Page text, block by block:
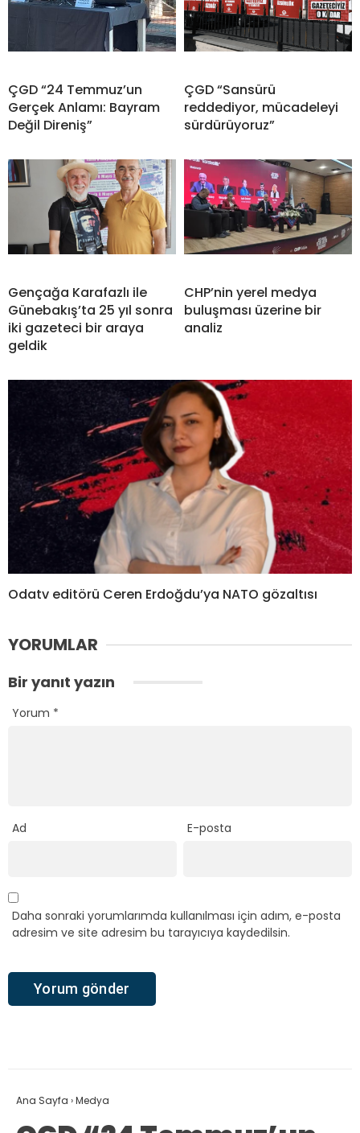
ÇGD “24 Temmuz’un
Gerçek Anlamı: Bayram
Değil Direniş”
ÇGD “Sansürü
reddediyor, mücadeleyi
sürdürüyoruz”
Gençağa Karafazlı ile
Günebakış’ta 25 yıl sonra
iki gazeteci bir araya
geldik
CHP’nin yerel medya
buluşması üzerine bir
analiz
Odatv editörü Ceren Erdoğdu’ya NATO gözaltısı
YORUMLAR
Bir yanıt yazın
Yorum *
Ad E-posta
Daha sonraki yorumlarımda kullanılması için adım, e-posta
adresim ve site adresim bu tarayıcıya kaydedilsin.
Ana Sayfa ›Medya